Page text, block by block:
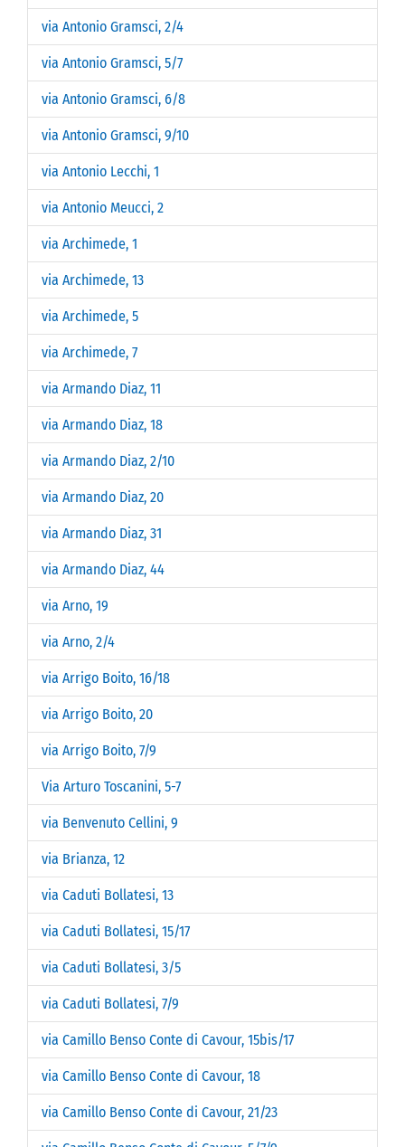
via Antonio Gramsci, 2/4
via Antonio Gramsci, 5/7
via Antonio Gramsci, 6/8
via Antonio Gramsci, 9/10
via Antonio Lecchi, 1
via Antonio Meucci, 2
via Archimede, 1
via Archimede, 13
via Archimede, 5
via Archimede, 7
via Armando Diaz, 11
via Armando Diaz, 18
via Armando Diaz, 2/10
via Armando Diaz, 20
via Armando Diaz, 31
via Armando Diaz, 44
via Arno, 19
via Arno, 2/4
via Arrigo Boito, 16/18
via Arrigo Boito, 20
via Arrigo Boito, 7/9
Via Arturo Toscanini, 5-7
via Benvenuto Cellini, 9
via Brianza, 12
via Caduti Bollatesi, 13
via Caduti Bollatesi, 15/17
via Caduti Bollatesi, 3/5
via Caduti Bollatesi, 7/9
via Camillo Benso Conte di Cavour, 15bis/17
via Camillo Benso Conte di Cavour, 18
via Camillo Benso Conte di Cavour, 21/23